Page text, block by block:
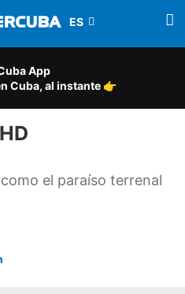
App
Cuba, al instante 👉
el paraíso terrenal